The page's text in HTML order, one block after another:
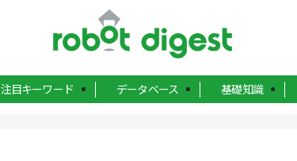
注目キーワード データベース 基礎知識